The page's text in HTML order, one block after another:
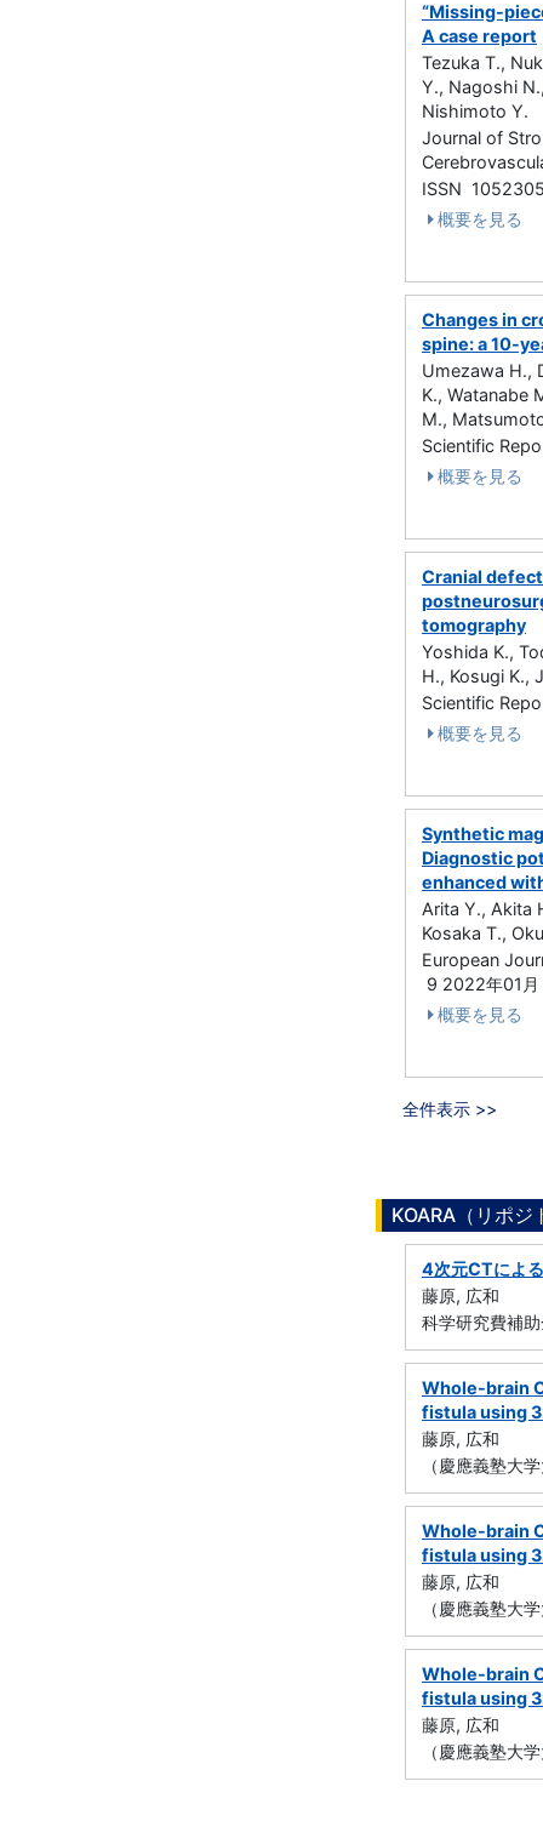
“Missing-
A case report
Tezuka T.,
Y., Nagoshi
Nishimoto Y.
Journal of
ISSN
概要を見る
Changes in
spine: a 10-
Umezawa H.,
K., Watanabe
M.,
Scientific
概要を見る
Cranial
tomography
Yoshida K.,
H., Kosugi K.,
Scientific
概要を見る
Synthetic
Diagnostic
enhanced
Arita Y., Akita
Kosaka T.,
European
9 2022年01月
概要を見る
全件表示 >>
KOARA（リポ
4次元CTによ
藤原, 広和
科学研究費補
Whole-brain
fistula using
藤原, 広和
（慶應義塾大
Whole-brain
fistula using
藤原, 広和
（慶應義塾大
Whole-brain
fistula using
藤原, 広和
（慶應義塾大